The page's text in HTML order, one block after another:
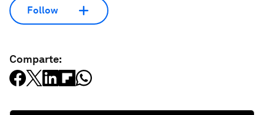
Follow
Comparte: